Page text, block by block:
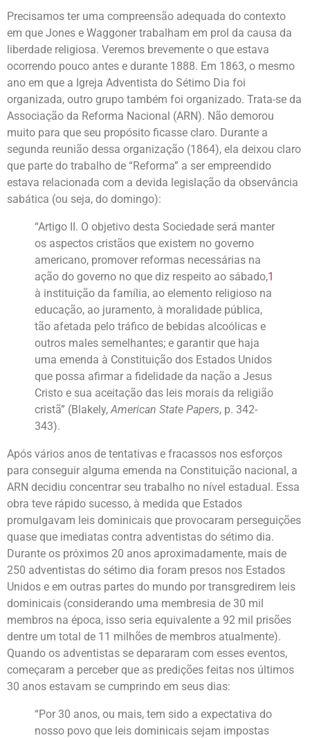
Precisamos ter uma compreensão adequada do contexto
em que Jones e Waggoner trabalham em prol da causa da
liberdade religiosa. Veremos brevemente o que estava
ocorrendo pouco antes e durante 1888. Em 1863, o mesmo
ano em que a Igreja Adventista do Sétimo Dia foi
organizada, outro grupo também foi organizado. Trata-se da
Associação da Reforma Nacional (ARN). Não demorou
muito para que seu propósito ficasse claro. Durante a
segunda reunião dessa organização (1864), ela deixou claro
que parte do trabalho de “Reforma” a ser empreendido
estava relacionada com a devida legislação da observância
sabática (ou seja, do domingo):
“Artigo II. O objetivo desta Sociedade será manter
os aspectos cristãos que existem no governo
americano, promover reformas necessárias na
ação do governo no que diz respeito ao sábado,1
à instituição da família, ao elemento religioso na
educação, ao juramento, à moralidade pública,
tão afetada pelo tráfico de bebidas alcoólicas e
outros males semelhantes; e garantir que haja
uma emenda à Constituição dos Estados Unidos
que possa afirmar a fidelidade da nação a Jesus
Cristo e sua aceitação das leis morais da religião
cristã” (Blakely,American State Papers, p. 342-
343).
Após vários anos de tentativas e fracassos nos esforços
para conseguir alguma emenda na Constituição nacional, a
ARN decidiu concentrar seu trabalho no nível estadual. Essa
obra teve rápido sucesso, à medida que Estados
promulgavam leis dominicais que provocaram perseguições
quase que imediatas contra adventistas do sétimo dia.
Durante os próximos 20 anos aproximadamente, mais de
250 adventistas do sétimo dia foram presos nos Estados
Unidos e em outras partes do mundo por transgredirem leis
dominicais (considerando uma membresia de 30 mil
membros na época, isso seria equivalente a 92 mil prisões
dentre um total de 11 milhões de membros atualmente).
Quando os adventistas se depararam com esses eventos,
começaram a perceber que as predições feitas nos últimos
30 anos estavam se cumprindo em seus dias:
“Por 30 anos, ou mais, tem sido a expectativa do
nosso povo que leis dominicais sejam impostas